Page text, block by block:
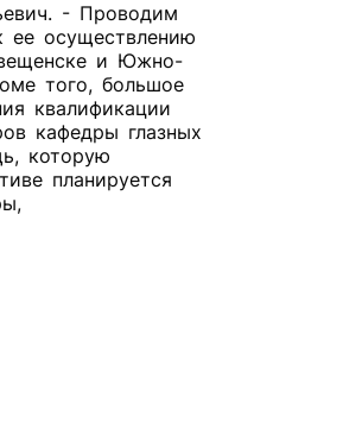
- Проводим
ее осуществлению
и Южно-
того, большое
квалификации
кафедры глазных
которую
планируется